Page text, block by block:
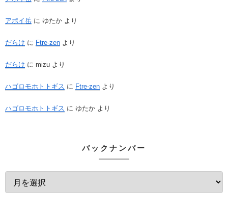
アポイ岳 に ゆたか より
だらけ に Ftre-zen より
だらけ に mizu より
ハゴロモホトトギス に Ftre-zen より
ハゴロモホトトギス に ゆたか より
バックナンバー